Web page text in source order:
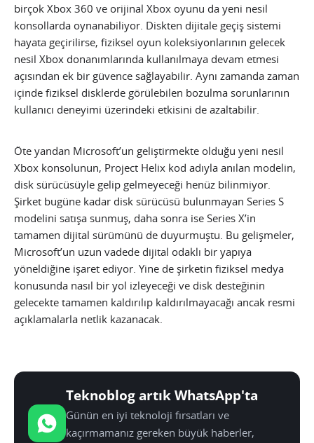
birçok Xbox 360 ve orijinal Xbox oyunu da yeni nesil
konsollarda oynanabiliyor. Diskten dijitale geçiş sistemi
hayata geçirilirse, fiziksel oyun koleksiyonlarının gelecek
nesil Xbox donanımlarında kullanılmaya devam etmesi
açısından ek bir güvence sağlayabilir. Aynı zamanda zaman
içinde fiziksel disklerde görülebilen bozulma sorunlarının
kullanıcı deneyimi üzerindeki etkisini de azaltabilir.
Öte yandan Microsoft’un geliştirmekte olduğu yeni nesil
Xbox konsolunun, Project Helix kod adıyla anılan modelin,
disk sürücüsüyle gelip gelmeyeceği henüz bilinmiyor.
Şirket bugüne kadar disk sürücüsü bulunmayan Series S
modelini satışa sunmuş, daha sonra ise Series X’in
tamamen dijital sürümünü de duyurmuştu. Bu gelişmeler,
Microsoft’un uzun vadede dijital odaklı bir yapıya
yöneldiğine işaret ediyor. Yine de şirketin fiziksel medya
konusunda nasıl bir yol izleyeceği ve disk desteğinin
gelecekte tamamen kaldırılıp kaldırılmayacağı ancak resmi
açıklamalarla netlik kazanacak.
Teknoblog artık WhatsApp'ta
Günün en iyi teknoloji fırsatları ve
kaçırmamanız gereken büyük haberler,